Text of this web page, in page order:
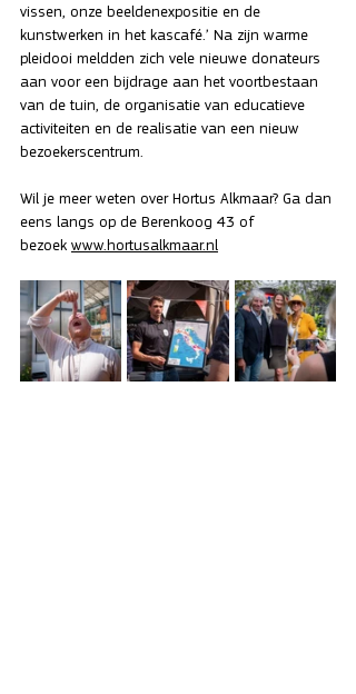
vissen, onze beeldenexpositie en de
kunstwerken in het kascafé.’ Na zijn warme
pleidooi meldden zich vele nieuwe donateurs
aan voor een bijdrage aan het voortbestaan
van de tuin, de organisatie van educatieve
activiteiten en de realisatie van een nieuw
bezoekerscentrum.
Wil je meer weten over Hortus Alkmaar? Ga dan
eens langs op de Berenkoog 43 of
bezoek www.hortusalkmaar.nl